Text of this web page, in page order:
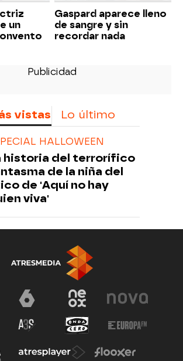
un
Gaspard aparece lleno
de sangre y sin
recordar nada
vistas Lo último
HALLOWEEN
historia del terrorífico
de la niña del
de 'Aquí no hay
viva'